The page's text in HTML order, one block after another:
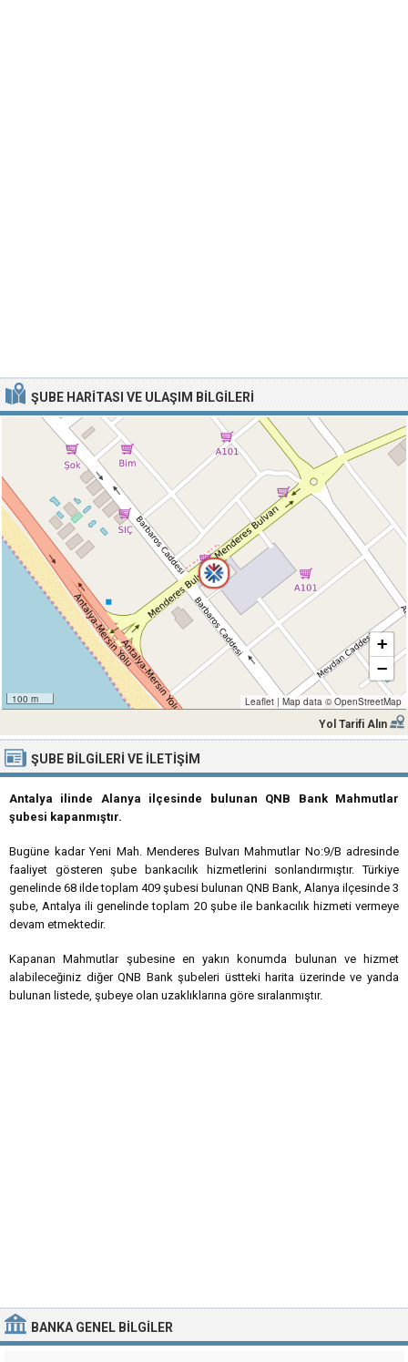
ŞUBE HARITASI VE ULAŞIM BILGILERI
100 m
+
−
Leaflet | Map data ©OpenStreetMap
Yol Tarifi Alın
ŞUBE BILGILERI VE İLETIŞIM
Antalya ilinde Alanya ilçesinde bulunan QNB Bank Mahmutlar
şubesi kapanmıştır.
Bugüne kadar Yeni Mah. Menderes Bulvarı Mahmutlar No:9/B adresinde
faaliyet gösteren şube bankacılık hizmetlerini sonlandırmıştır. Türkiye
genelinde 68 ilde toplam 409 şubesi bulunan QNB Bank, Alanya ilçesinde 3
şube, Antalya ili genelinde toplam 20 şube ile bankacılık hizmeti vermeye
devam etmektedir.
Kapanan Mahmutlar şubesine en yakın konumda bulunan ve hizmet
alabileceğiniz diğer QNB Bank şubeleri üstteki harita üzerinde ve yanda
bulunan listede, şubeye olan uzaklıklarına göre sıralanmıştır.
BANKA GENEL BILGILER